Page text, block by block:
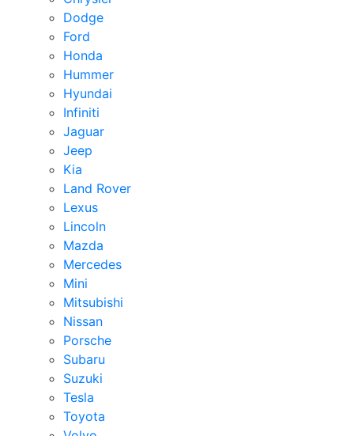
Dodge
Ford
Honda
Hummer
Hyundai
Infiniti
Jaguar
Jeep
Kia
Land Rover
Lexus
Lincoln
Mazda
Mercedes
Mini
Mitsubishi
Nissan
Porsche
Subaru
Suzuki
Tesla
Toyota